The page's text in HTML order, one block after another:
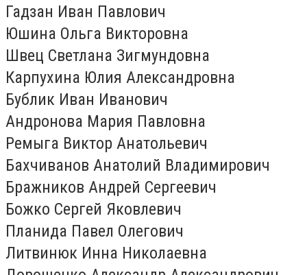
Гадзан Иван Павлович
Юшина Ольга Викторовна
Швец Светлана Зигмундовна
Карпухина Юлия Александровна
Бублик Иван Иванович
Андронова Мария Павловна
Ремыга Виктор Анатольевич
Бахчиванов Анатолий Владимирович
Бражников Андрей Сергеевич
Божко Сергей Яковлевич
Планида Павел Олегович
Литвинюк Инна Николаевна